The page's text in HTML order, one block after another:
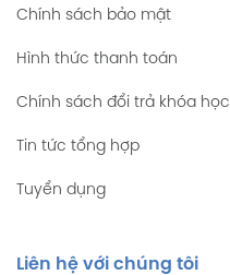
Chính sách bảo mật
Hình thức thanh toán
Chính sách đổi trả khóa học
Tin tức tổng hợp
Tuyển dụng
Liên hệ với chúng tôi